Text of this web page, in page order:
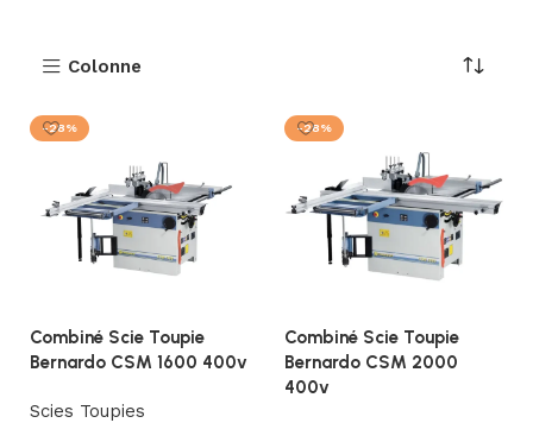
Colonne
-28%
Combiné Scie Toupie
Bernardo CSM 1600 400v
Scies Toupies
-28%
Combiné Scie Toupie
Bernardo CSM 2000
400v